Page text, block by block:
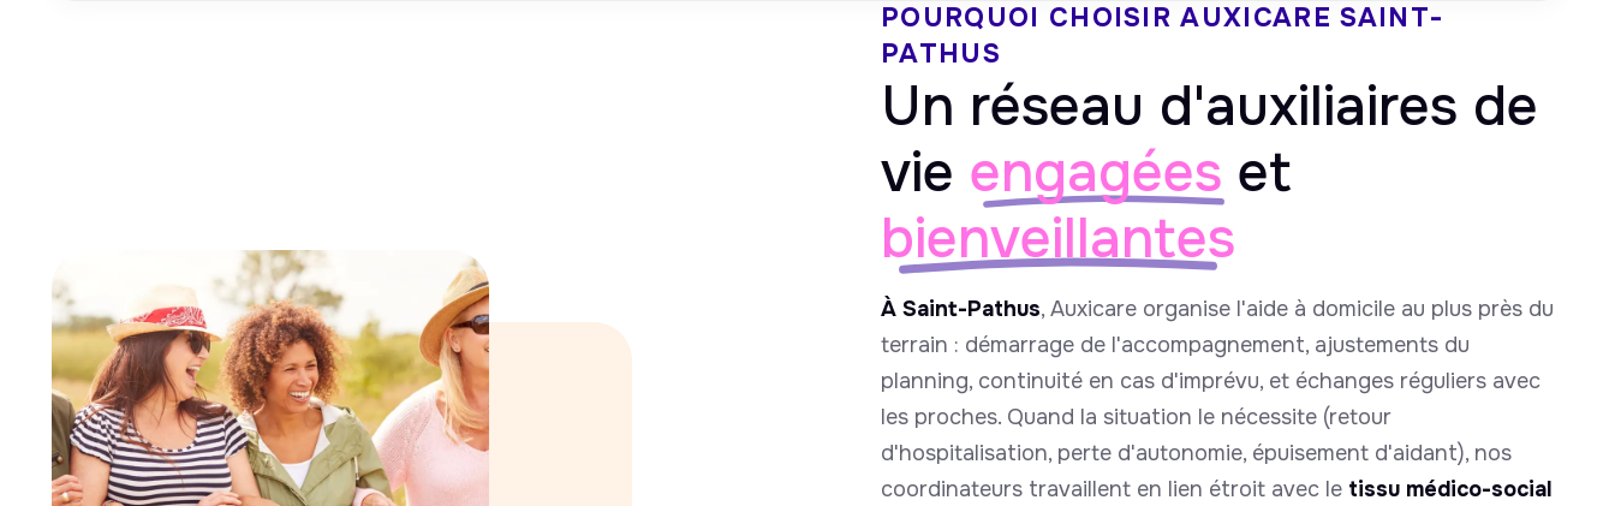
POURQUOI CHOISIR AUXICARESAINT-
PATHUS
Un réseau d'auxiliaires de
vie engagées et
bienveillantes
À Saint-Pathus, Auxicare organise l'aide à domicile au plus près du
terrain : démarrage de l'accompagnement, ajustements du
planning, continuité en cas d'imprévu, et échanges réguliers avec
les proches. Quand la situation le nécessite (retour
d'hospitalisation, perte d'autonomie, épuisement d'aidant), nos
coordinateurs travaillent en lien étroit avec le tissu médico-social